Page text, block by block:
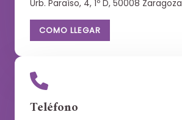
Urb. Paraíso, 4, 1º D, 50008 Zaragoza
COMO LLEGAR
Teléfono